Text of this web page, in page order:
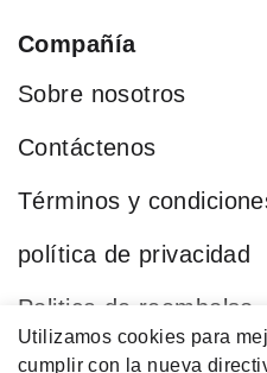
Utilizamos cookies para
cumplir con la nueva
Compañía
Sobre nosotros
Contáctenos
Términos y
política de privacidad
Politica de reembolso
Blog